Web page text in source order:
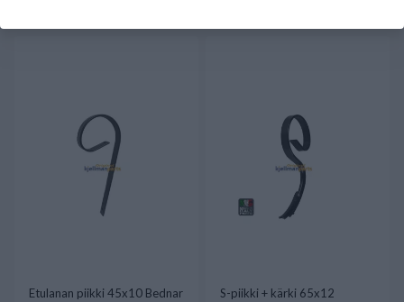
Etulanan piikki 45x10 Bednar S-piikki + kärki 65x12